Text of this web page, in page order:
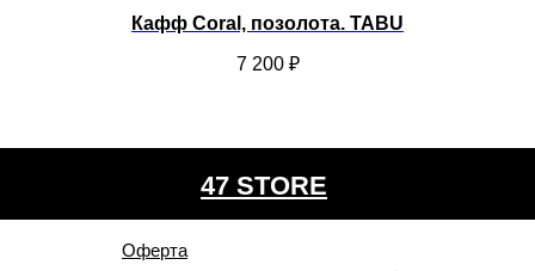
Кафф Coral, позолота. TABU
7 200 ₽
Оферта
47 STORE